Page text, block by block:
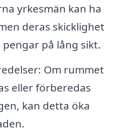
yrkesmän kan ha
deras skicklighet
på lång sikt.
Om rummet
eller förberedas
kan detta öka